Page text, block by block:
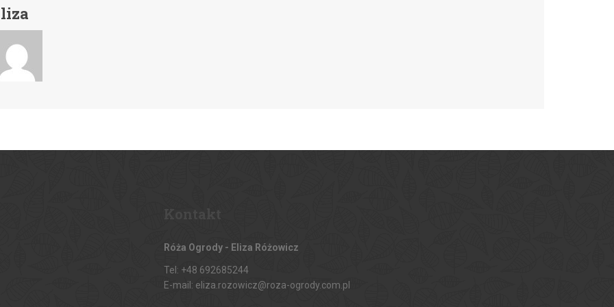
Róża Ogrody - Eliza Różowicz
Tel: +48 692685244
E-mail: eliza.rozowicz@roza-ogrody.com.pl